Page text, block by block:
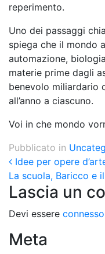
reperimento.
Uno dei passaggi
spiega che il mondo
automazione,
materie prime dagli
benevolo miliardario
all’anno a ciascuno.
Voi in che mondo
Pubblicato in
Post
Idee per opere
La scuola, Baricco e
Lascia un
Devi essere connesso
Meta